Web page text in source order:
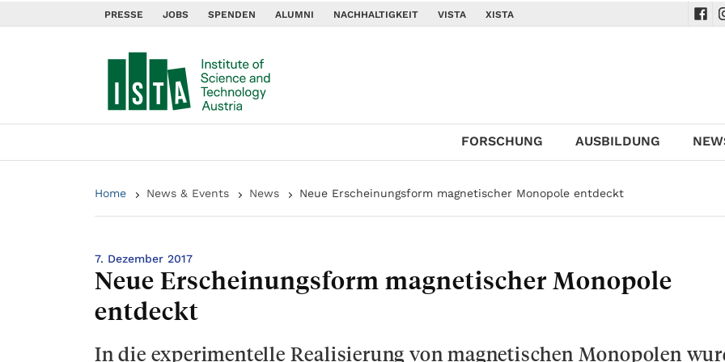
PRESSE JOBS SPENDEN ALUMNI NACHHALTIGKEIT VISTA XISTA
FORSCHUNG AUSBILDUNG
Home News & Events News Neue Erscheinungsform magnetischer Monopole entdeckt
7. Dezember 2017
Neue Erscheinungsform magnetischer Monopole
entdeckt
In die experimentelle Realisierung von magnetischen Monopolen